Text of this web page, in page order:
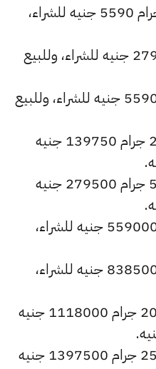
سعر الذهب عيار 21 وزن 1 جرام 5590 جنيه للشراء،
سعر عيار 21 وزن 5 جرام 27950 جنيه للشراء، وللبيع
سعر عيار 21 وزن 10 جرام 55900 جنيه للشراء، وللبيع
أسعار الذهب عيار 21 وزن 25 جرام 139750 جنيه
أسعار الذهب عيار 21 وزن 50 جرام 279500 جنيه
سعر عيار 21 وزن 100 جرام 559000 جنيه للشراء،
سعر عيار 21 وزن 150 جرام 838500 جنيه للشراء،
أسعار الذهب عيار 21 وزن 200 جرام 1118000 جنيه
أسعار الذهب عيار 21 وزن 250 جرام 1397500 جنيه